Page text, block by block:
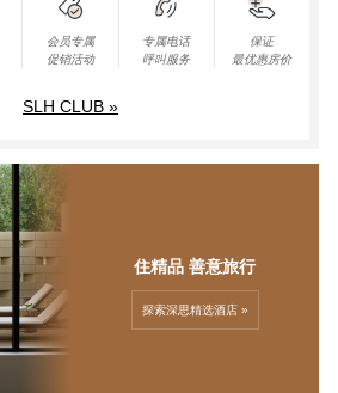
会员专属
促销活动
专属电话
呼叫服务
保证
最优惠房价
SLH CLUB »
住精品 善意旅行
探索深思精选酒店 »